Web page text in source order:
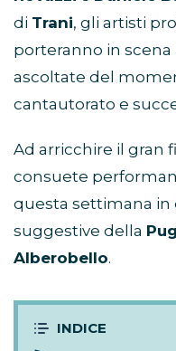
di Trani, gli artisti
porteranno in
ascoltate del
cantautorato e
Ad arricchire il gran
consuete
questa settimana in
suggestive della
Alberobello.